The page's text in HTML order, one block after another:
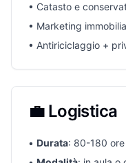
• Catasto e
• Marketing
• Antiriciclaggio +
💼 Logistica
• Durata: 80-180